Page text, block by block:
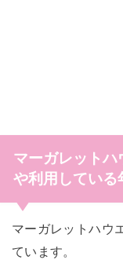
マーガレットハ
や利用している
マーガレットハウ
ています。